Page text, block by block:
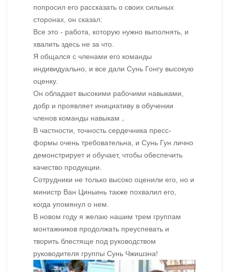
попросил его рассказать о своих сильных
сторонах, он сказал:
Все это - работа, которую нужно выполнять, и
хвалить здесь не за что.
Я общался с членами его команды
индивидуально, и все дали Сунь Гонгу высокую
оценку.
Он обладает высокими рабочими навыками,
добр и проявляет инициативу в обучении
членов команды навыкам ，
В частности, точность сердечника пресс-
формы очень требовательна, и Сунь Гун лично
демонстрирует и обучает, чтобы обеспечить
качество продукции.
Сотрудники не только высоко оценили его, но и
министр Ван Циньинь также похвалил его,
когда упомянул о нем.
В новом году я желаю нашим трем группам
монтажников продолжать преуспевать и
творить блестяще под руководством
руководителя группы Сунь Чжишэна!